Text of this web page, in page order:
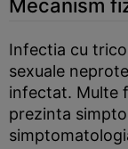
Mecanism
Infectia cu
sexuale
infectat. Multe
prezinta